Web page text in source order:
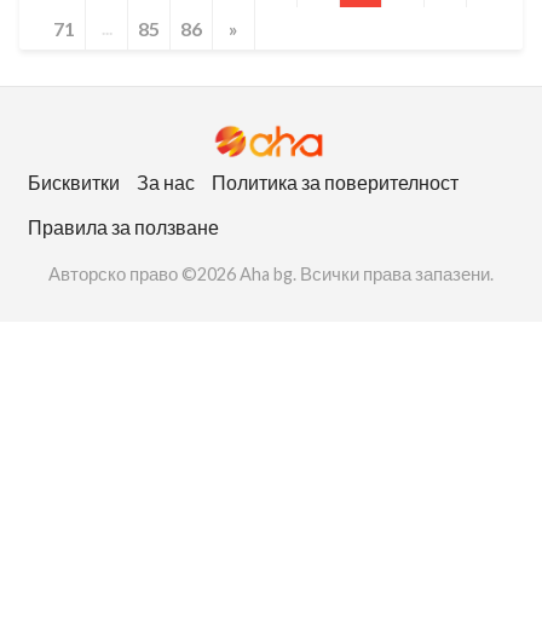
71
... 85 86 »
Бисквитки За нас
Политика за поверителност
Правила за ползване
Авторско право ©2026 Aha bg. Всички права запазени.